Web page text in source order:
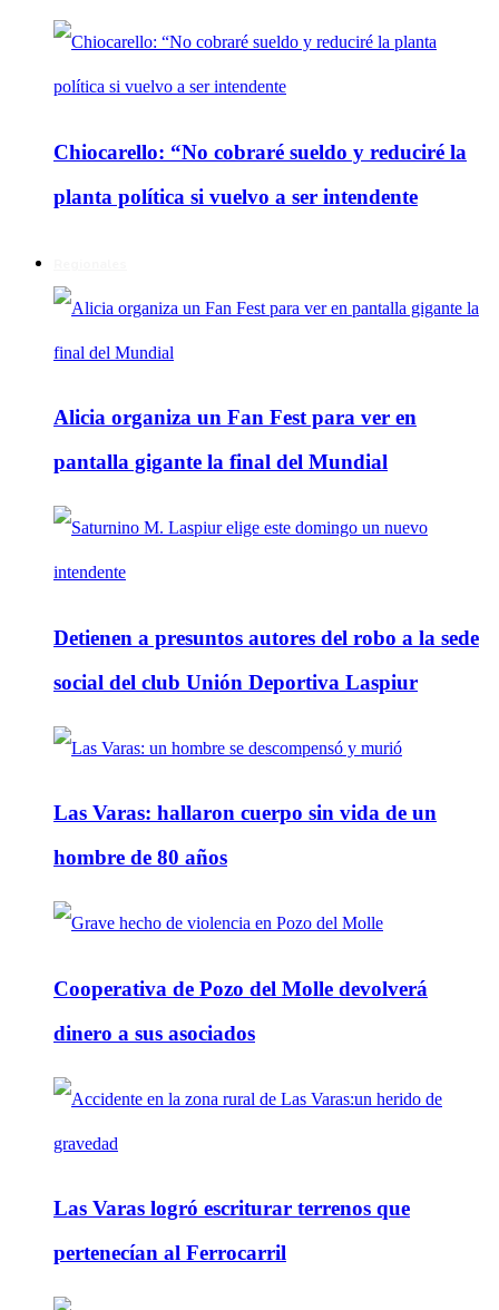
Chiocarello: “No cobraré sueldo y reduciré la
planta política si vuelvo a ser intendente
Alicia organiza un Fan Fest para ver en
pantalla gigante la final del Mundial
Detienen a presuntos autores del robo a la sede
social del club Unión Deportiva Laspiur
Las Varas: hallaron cuerpo sin vida de un
hombre de 80 años
Cooperativa de Pozo del Molle devolverá
dinero a sus asociados
Las Varas logró escriturar terrenos que
pertenecían al Ferrocarril